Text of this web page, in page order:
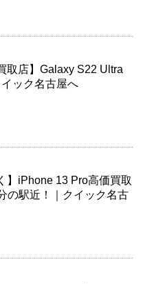
取店】Galaxy S22 Ultra
ック名古屋へ
】iPhone 13 Pro高価買取
の駅近！｜クイック名古